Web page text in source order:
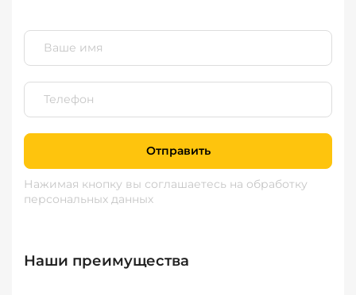
Отправить
Нажимая кнопку вы соглашаетесь на обработку
персональных данных
Наши преимущества